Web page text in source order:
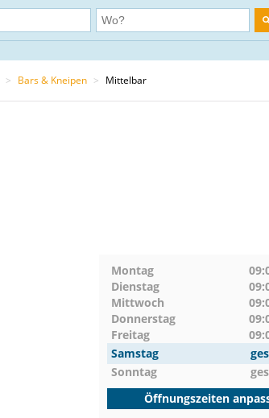
> Bars & Kneipen > Mittelbar
Montag
Dienstag
Mittwoch
Donnerstag
Freitag
Samstag
Sonntag
Öffnungszeiten